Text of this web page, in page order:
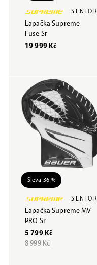
SENIOR
Lapačka Supreme
Fuse Sr
19 999 Kč
Sleva 36 %
SENIOR
Lapačka Supreme MV
PRO Sr
5 799 Kč
8 999 Kč